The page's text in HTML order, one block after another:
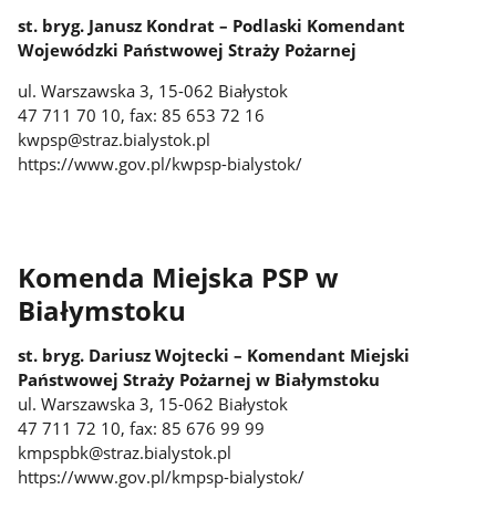
st. bryg. Janusz Kondrat – Podlaski Komendant
Wojewódzki Państwowej Straży Pożarnej
ul. Warszawska 3, 15-062 Białystok
47 711 70 10, fax: 85 653 72 16
kwpsp@straz.bialystok.pl
https://www.gov.pl/kwpsp-bialystok/
Komenda Miejska PSP w
Białymstoku
st. bryg. Dariusz Wojtecki – Komendant Miejski
Państwowej Straży Pożarnej w Białymstoku
ul. Warszawska 3, 15-062 Białystok
47 711 72 10, fax: 85 676 99 99
kmpspbk@straz.bialystok.pl
https://www.gov.pl/kmpsp-bialystok/